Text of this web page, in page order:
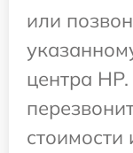
или
центра
стоимости